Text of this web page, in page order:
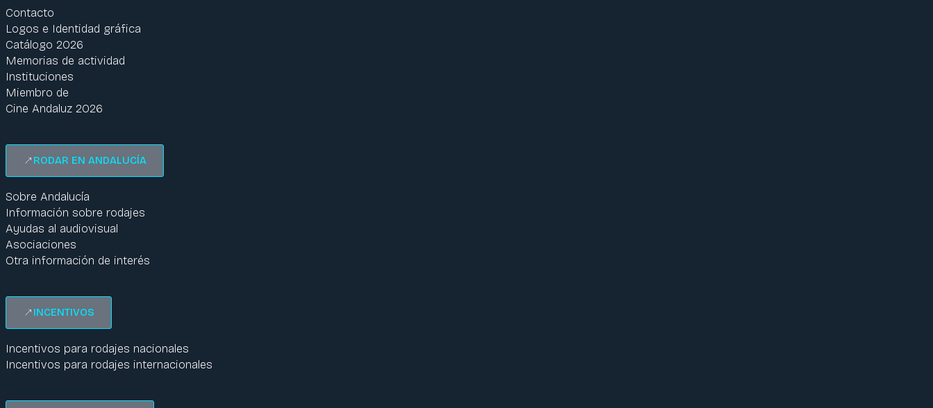
Contacto
Logos e Identidad gráfica
Catálogo 2026
Memorias de actividad
Instituciones
Miembro de
Cine Andaluz 2026
RODAR EN ANDALUCÍA
Sobre Andalucía
Información sobre rodajes
Ayudas al audiovisual
Asociaciones
Otra información de interés
INCENTIVOS
Incentivos para rodajes nacionales
Incentivos para rodajes internacionales